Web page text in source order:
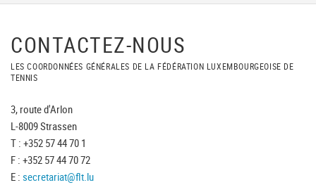
CONTACTEZ-NOUS
LES COORDONNÉES GÉNÉRALES DE LA FÉDÉRATION LUXEMBOURGEOISE DE
TENNIS
3, route d'Arlon
L-8009 Strassen
T : +352 57 44 70 1
F : +352 57 44 70 72
E : secretariat@flt.lu